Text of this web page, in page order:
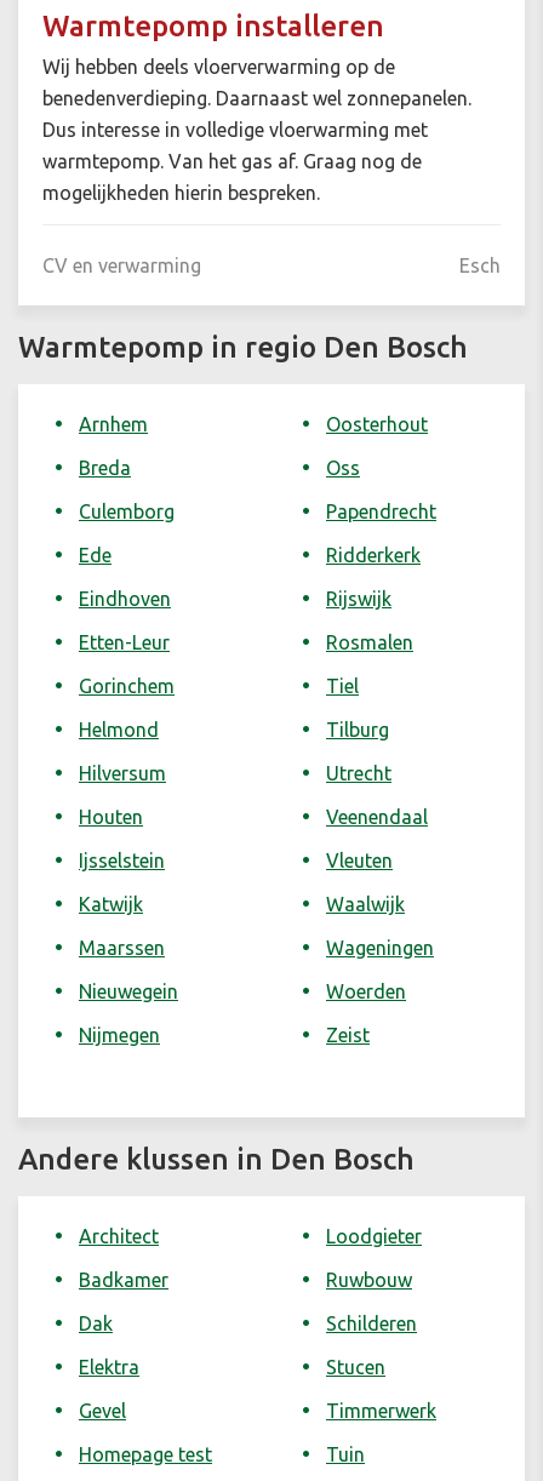
Warmtepomp installeren
Wij hebben deels vloerverwarming op de
benedenverdieping. Daarnaast wel zonnepanelen.
Dus interesse in volledige vloerwarming met
warmtepomp. Van het gas af. Graag nog de
mogelijkheden hierin bespreken.
CV en verwarming Esch
Warmtepomp in regio Den Bosch
Arnhem
Breda
Culemborg
Ede
Eindhoven
Etten-Leur
Gorinchem
Helmond
Hilversum
Houten
Ijsselstein
Katwijk
Maarssen
Nieuwegein
Nijmegen
Oosterhout
Oss
Papendrecht
Ridderkerk
Rijswijk
Rosmalen
Tiel
Tilburg
Utrecht
Veenendaal
Vleuten
Waalwijk
Wageningen
Woerden
Zeist
Andere klussen in Den Bosch
Architect
Badkamer
Dak
Elektra
Gevel
Homepage test
Loodgieter
Ruwbouw
Schilderen
Stucen
Timmerwerk
Tuin